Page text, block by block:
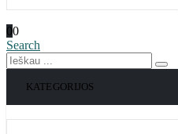
00
Search
KATEGORIJOS